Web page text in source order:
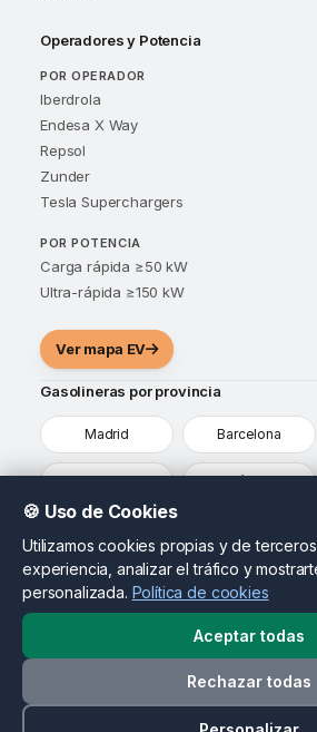
Operadores y Potencia
POR OPERADOR
Iberdrola
Endesa X Way
Repsol
Zunder
Tesla Superchargers
POR POTENCIA
Carga rápida ≥50 kW
Ultra-rápida ≥150 kW
Ver mapa EV
Gasolineras por provincia
Madrid Barcelona
Sevilla Málaga
¿Eres propietario de una
conductores que ya están
Contactar como propietario
© 2026 MapasDeGasolineras.com. Todos
🍪 Uso de Cookies
Utilizamos cookies propias y de
experiencia, analizar el tráfico y
personalizada. Política de cookies
Aceptar todas
Rechazar todas